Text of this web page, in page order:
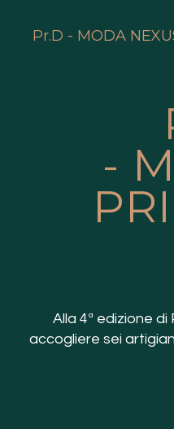
Pr.D - MODA
-
Alla 4ª edizione
accogliere sei